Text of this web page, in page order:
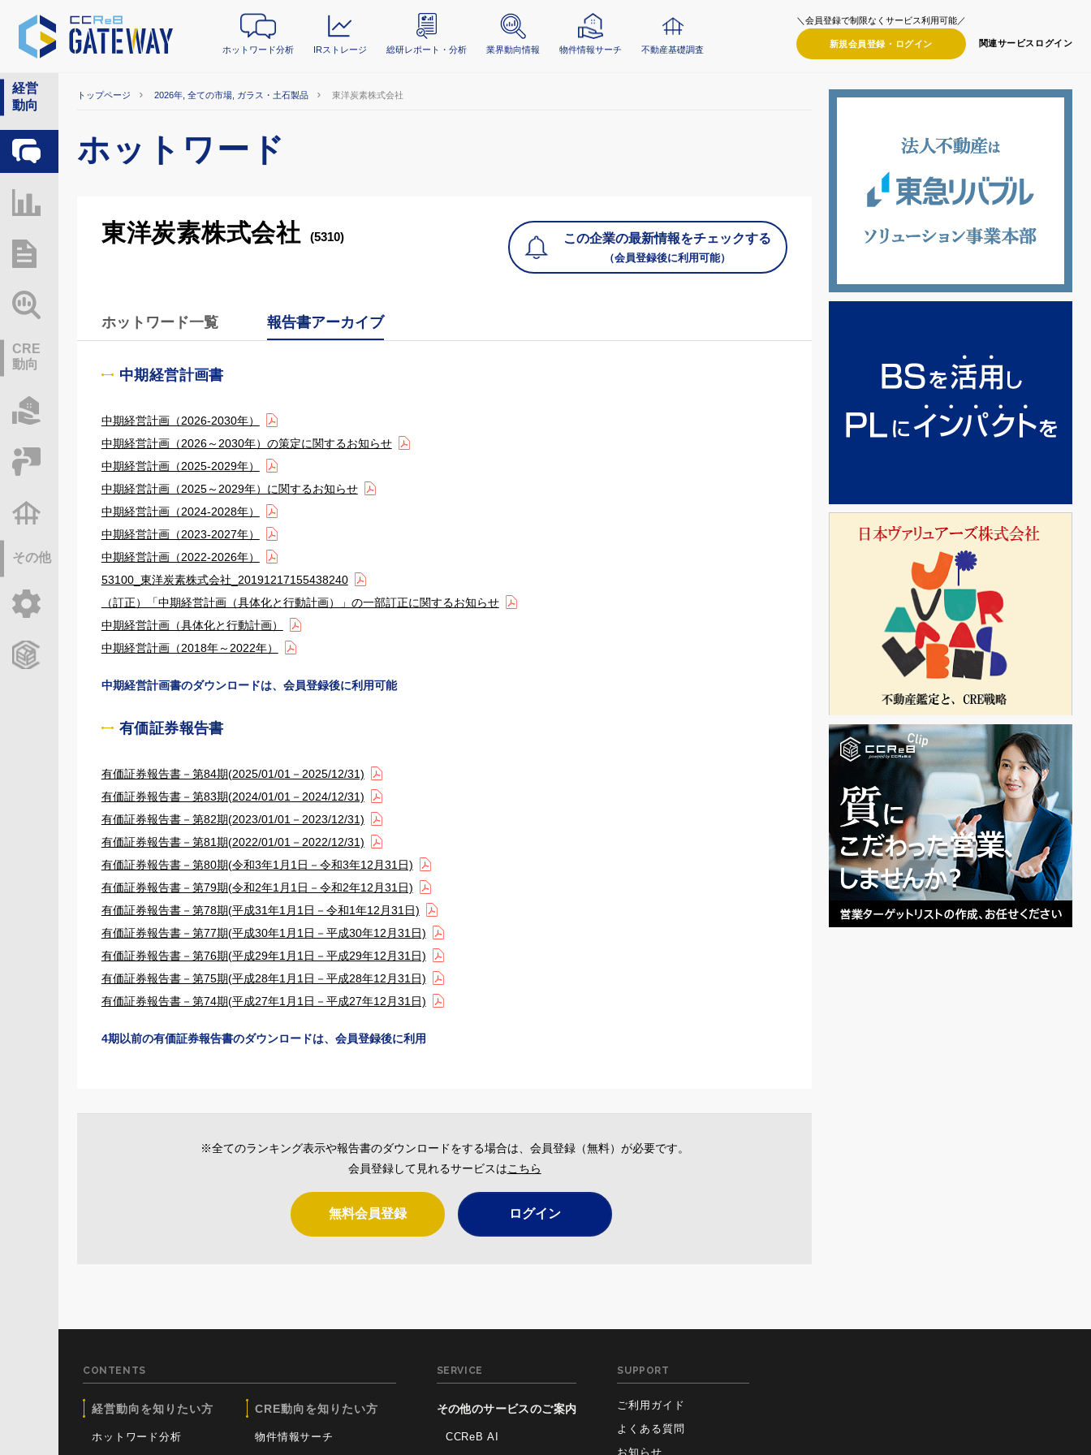
ホットワード分析 IRストレージ 総研レポート・分析 業界動向情報 物件情報サーチ 不動産基礎調査
＼会員登録で制限なくサービス利用可能／
新規会員登録・ ログイン 関連サービス ログイン
経営
動向
ホットワード分析
CRE
動向
セミナー・研修
不動産基礎調査
その他
ご利用ガイド
CCReBサービスのご案内
トップページ 2026年, 全ての市場, ガラス・土石製品 東洋炭素株式会社
ホットワード
東洋炭素株式会社 (5310) この企業の最新情報をチェックする
（会員登録後に利用可能）
ホットワード一覧 報告書アーカイブ
中期経営計画書
中期経営計画（2026-2030年）
中期経営計画（2026～2030年）の策定に関するお知らせ
中期経営計画（2025-2029年）
中期経営計画（2025～2029年）に関するお知らせ
中期経営計画（2024-2028年）
中期経営計画（2023-2027年）
中期経営計画（2022-2026年）
53100_東洋炭素株式会社_20191217155438240
（訂正）「中期経営計画（具体化と行動計画）」の一部訂正に関するお知らせ
中期経営計画（具体化と行動計画）
中期経営計画（2018年～2022年）
中期経営計画書のダウンロードは、会員登録後に利用可能
有価証券報告書
有価証券報告書－第84期(2025/01/01－2025/12/31)
有価証券報告書－第83期(2024/01/01－2024/12/31)
有価証券報告書－第82期(2023/01/01－2023/12/31)
有価証券報告書－第81期(2022/01/01－2022/12/31)
有価証券報告書－第80期(令和3年1月1日－令和3年12月31日)
有価証券報告書－第79期(令和2年1月1日－令和2年12月31日)
有価証券報告書－第78期(平成31年1月1日－令和1年12月31日)
有価証券報告書－第77期(平成30年1月1日－平成30年12月31日)
有価証券報告書－第76期(平成29年1月1日－平成29年12月31日)
有価証券報告書－第75期(平成28年1月1日－平成28年12月31日)
有価証券報告書－第74期(平成27年1月1日－平成27年12月31日)
4期以前の有価証券報告書のダウンロードは、会員登録後に利用
※全てのランキング表示や報告書のダウンロードをする場合は、会員登録（無料）が必要です。
会員登録して見れるサービスはこちら
無料会員登録 ログイン
CONTENTS
経営動向を知りたい方
ホットワード分析
CRE動向を知りたい方
物件情報サーチ
SERVICE
その他のサービスのご案内
CCReB AI
SUPPORT
ご利用ガイド
よくある質問
お知らせ